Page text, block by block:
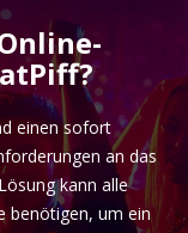
einen sofort
an das
kann alle
benötigen, um ein